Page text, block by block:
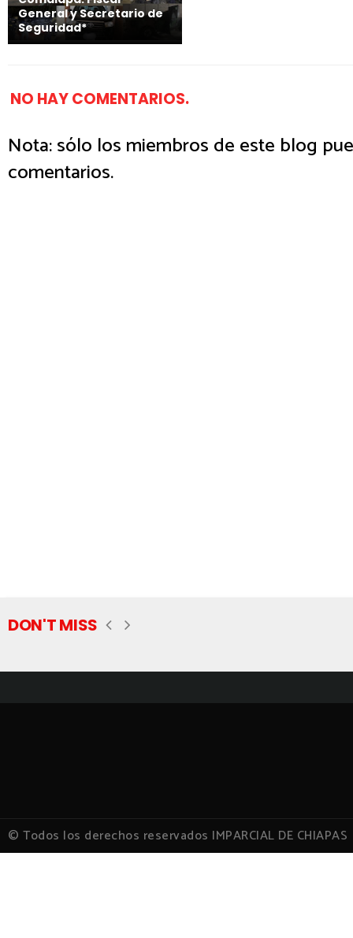
General y Secretario de
Seguridad*
NO HAY COMENTARIOS.
Nota: sólo los miembros de este blog
comentarios.
DON'T MISS
© Todos los derechos reservados IMPARCIAL DE CHIAPAS